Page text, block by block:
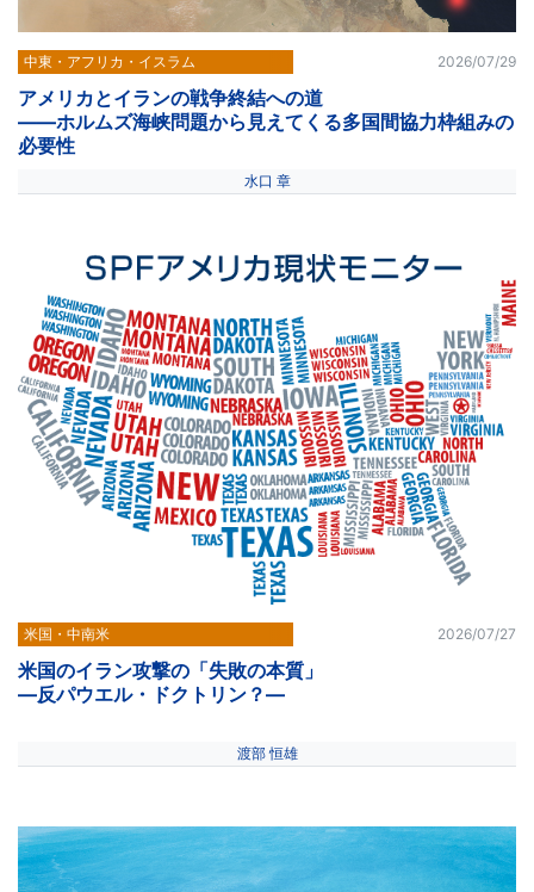
中東・アフリカ・イスラム 2026/07/29
アメリカとイランの戦争終結への道
――ホルムズ海峡問題から見えてくる多国間協力枠組みの
必要性
水口 章
米国・中南米 2026/07/27
米国のイラン攻撃の「失敗の本質」
―反パウエル・ドクトリン？―
渡部 恒雄